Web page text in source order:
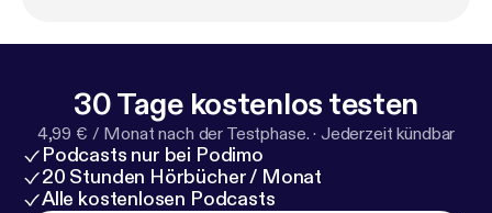
30 Tage kostenlos testen
4,99 € / Monat nach der Testphase. · Jederzeit kündbar
Podcasts nur bei Podimo
20 Stunden Hörbücher / Monat
Alle kostenlosen Podcasts